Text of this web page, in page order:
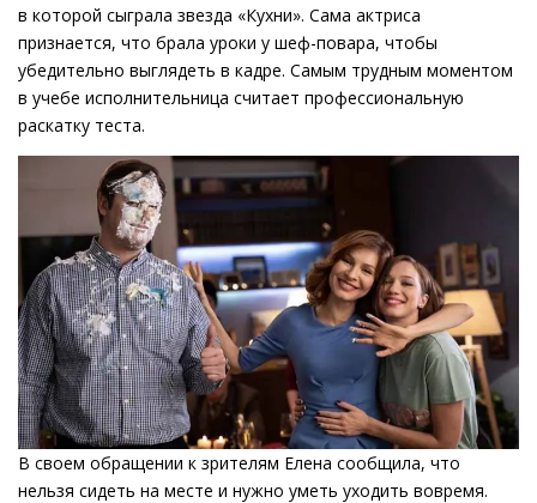
в которой сыграла звезда «Кухни». Сама актриса
признается, что брала уроки у шеф-повара, чтобы
убедительно выглядеть в кадре. Самым трудным моментом
в учебе исполнительница считает профессиональную
раскатку теста.
В своем обращении к зрителям Елена сообщила, что
нельзя сидеть на месте и нужно уметь уходить вовремя.